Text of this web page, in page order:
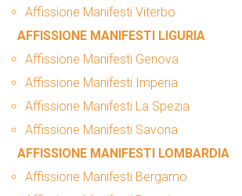
Affissione Manifesti Viterbo
AFFISSIONE MANIFESTI LIGURIA
Affissione Manifesti Genova
Affissione Manifesti Imperia
Affissione Manifesti La Spezia
Affissione Manifesti Savona
AFFISSIONE MANIFESTI LOMBARDIA
Affissione Manifesti Bergamo